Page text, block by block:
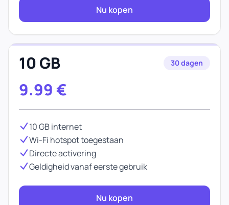
Nu kopen
10 GB 30 dagen
9.99 €
10 GB internet
Wi-Fi hotspot toegestaan
Directe activering
Geldigheid vanaf eerste gebruik
Nu kopen